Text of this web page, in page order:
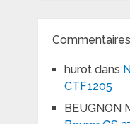
hurotdans
CTF1205
BEUGNON